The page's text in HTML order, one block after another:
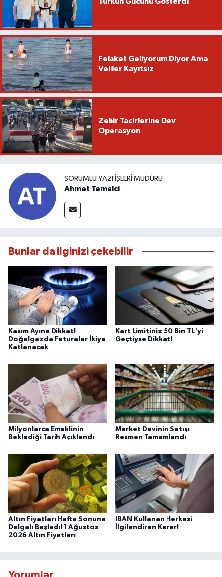
Felaket Geliyorum Diyor Ama
Veliler Kayıtsız
Zehir Tacirlerine Dev
Operasyon
SORUMLU YAZI İŞLERI MÜDÜRÜ
Ahmet Temelci
Bunlar da ilginizi çekebilir
Kasım Ayına Dikkat!
Doğalgazda Faturalar İkiye
Katlanacak
Kart Limitiniz 50 Bin TL'yi
Geçtiyse Dikkat!
Milyonlarca Emeklinin
Beklediği Tarih Açıklandı
Market Devinin Satışı
Resmen Tamamlandı
Altın Fiyatları Hafta Sonuna
Dalgalı Başladı! 1 Ağustos
2026 Altın Fiyatları
IBAN Kullanan Herkesi
İlgilendiren Karar!